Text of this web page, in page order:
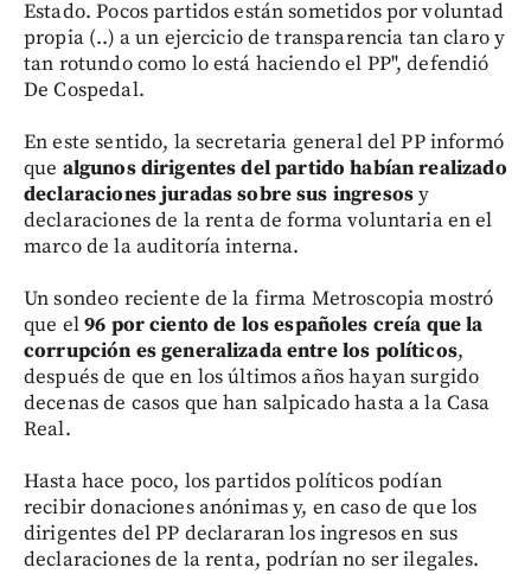
Estado. Pocos partidos están sometidos por voluntad
propia (..) a un ejercicio de transparencia tan claro y
tan rotundo como lo está haciendo el PP", defendió
De Cospedal.
En este sentido, la secretaria general del PP informó
que algunos dirigentes del partido habían realizado
declaraciones juradas sobre sus ingresosy
declaraciones de la renta de forma voluntaria en el
marco de la auditoría interna.
Un sondeo reciente de la firma Metroscopia mostró
que el96 por ciento de los españoles creía que la
corrupción es generalizada entre los políticos,
después de que en los últimos años hayan surgido
decenas de casos que han salpicado hasta a la Casa
Real.
Hasta hace poco, los partidos políticos podían
recibir donaciones anónimas y, en caso de que los
dirigentes del PP declararan los ingresos en sus
declaraciones de la renta, podrían no ser ilegales.